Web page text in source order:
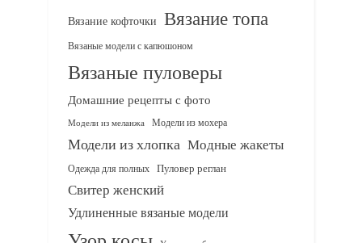
Вязание кофточки Вязание топа
Вязаные модели с капюшоном
Вязаные пуловеры
Домашние рецепты с фото
Модели из меланжа Модели из мохера
Модели из хлопка Модные жакеты
Одежда для полных Пуловер реглан
Свитер женский
Удлиненные вязаные модели